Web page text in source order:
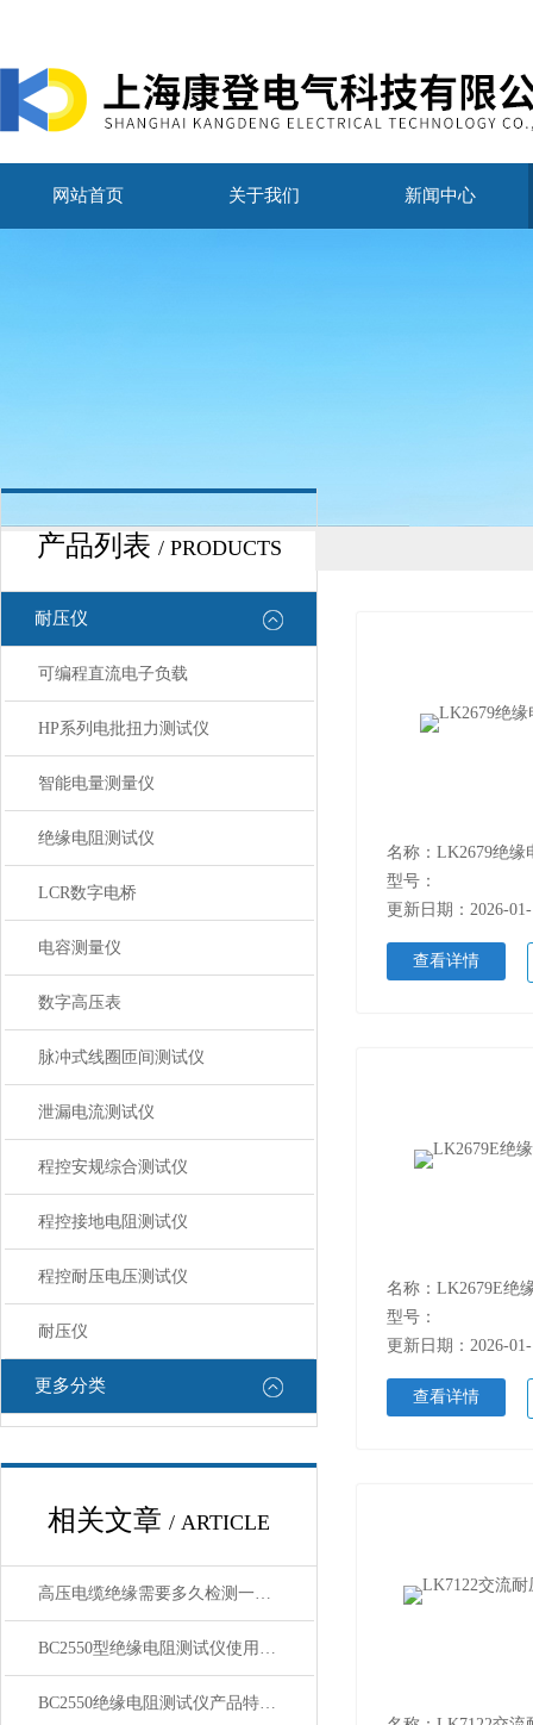
网站首页 关于我们 新闻中心
产品列表 / PRODUCTS
耐压仪
可编程直流电子负载
HP系列电批扭力测试仪
智能电量测量仪
绝缘电阻测试仪
LCR数字电桥
电容测量仪
数字高压表
脉冲式线圈匝间测试仪
泄漏电流测试仪
程控安规综合测试仪
程控接地电阻测试仪
程控耐压电压测试仪
耐压仪
更多分类
相关文章 / ARTICLE
高压电缆绝缘需要多久检测一次？看了就明白
BC2550型绝缘电阻测试仪使用方法
BC2550绝缘电阻测试仪产品特性技术规格
名称：LK2679绝缘
型号：
更新日期：2026-
查看详情
名称：LK2679E绝
型号：
更新日期：2026-
查看详情